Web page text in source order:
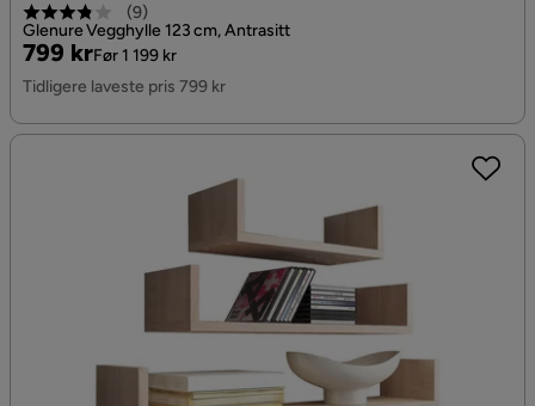
(9)
Glenure Vegghylle 123 cm, Antrasitt
Pris
799 kr
Original
Pris
Før 1 199 kr
Tidligere laveste pris 799 kr